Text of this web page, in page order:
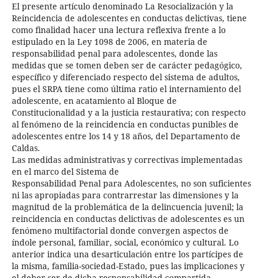
El presente artículo denominado La Resocialización y la
Reincidencia de adolescentes en conductas delictivas, tiene
como finalidad hacer una lectura reflexiva frente a lo
estipulado en la Ley 1098 de 2006, en materia de
responsabilidad penal para adolescentes, donde las
medidas que se tomen deben ser de carácter pedagógico,
específico y diferenciado respecto del sistema de adultos,
pues el SRPA tiene como última ratio el internamiento del
adolescente, en acatamiento al Bloque de
Constitucionalidad y a la justicia restaurativa; con respecto
al fenómeno de la reincidencia en conductas punibles de
adolescentes entre los 14 y 18 años, del Departamento de
Caldas.
Las medidas administrativas y correctivas implementadas
en el marco del Sistema de
Responsabilidad Penal para Adolescentes, no son suficientes
ni las apropiadas para contrarrestar las dimensiones y la
magnitud de la problemática de la delincuencia juvenil; la
reincidencia en conductas delictivas de adolescentes es un
fenómeno multifactorial donde convergen aspectos de
índole personal, familiar, social, económico y cultural. Lo
anterior indica una desarticulación entre los partícipes de
la misma, familia-sociedad-Estado, pues las implicaciones y